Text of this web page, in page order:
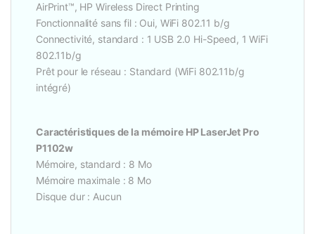
AirPrint™, HP Wireless Direct Printing
Fonctionnalité sans fil : Oui, WiFi 802.11 b/g
Connectivité, standard : 1 USB 2.0 Hi-Speed, 1 WiFi
802.11b/g
Prêt pour le réseau : Standard (WiFi 802.11b/g
intégré)
Caractéristiques de la mémoire HP LaserJet Pro
P1102w
Mémoire, standard : 8 Mo
Mémoire maximale : 8 Mo
Disque dur : Aucun